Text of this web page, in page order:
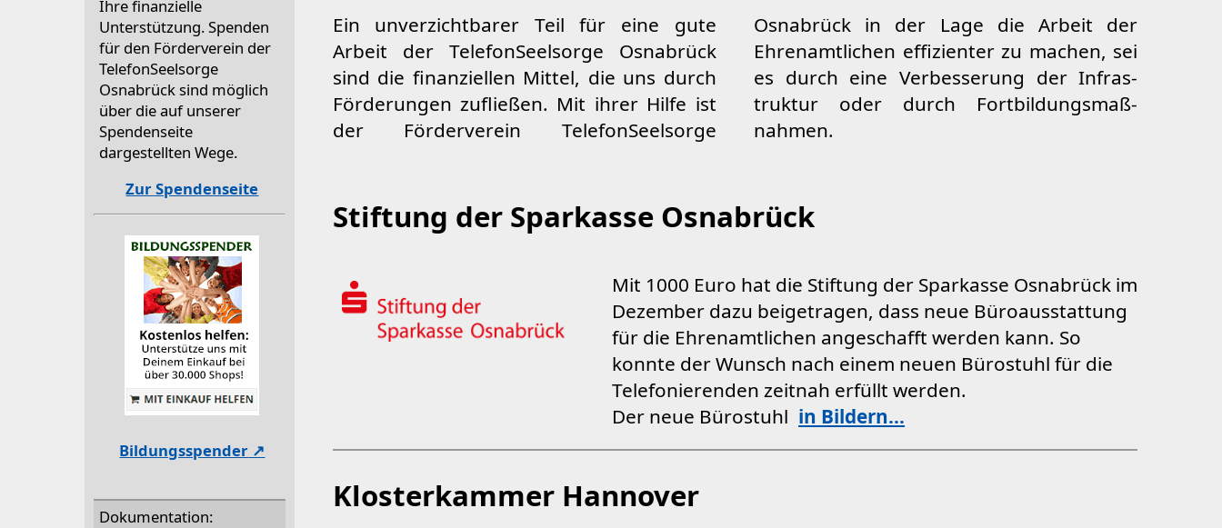
Ein unverzichtbarer Teil für eine gute
Arbeit der Tele­fon­Seel­sorge Osnabrück
sind die finanziellen Mittel, die uns durch
Förderungen zufließen. Mit ihrer Hilfe ist
der Förderverein Telefon­Seelsorge
Osnabrück in der Lage die Arbeit der
Ehrenamtlichen effizienter zu machen, sei
es durch eine Verbesserung der Infras­
truktur oder durch Fortbildungs­maß­
nahmen.
Stiftung der Sparkasse Osnabrück
Mit 1000 Euro hat die Stiftung der Sparkasse Osnabrück im
Dezember dazu beigetragen, dass neue Büroausstattung
für die Ehrenamtlichen angeschafft werden kann. So
konnte der Wunsch nach einem neuen Bürostuhl für die
Telefonierenden zeitnah erfüllt werden.
Der neue Bürostuhl in Bildern...
Klosterkammer Hannover
Ihre finanzielle
Unterstützung. Spenden
für den Förderverein der
TelefonSeelsorge
Osnabrück sind möglich
über die auf unserer
Spendenseite
dargestellten Wege.
Zur Spendenseite
Bildungsspender
Dokumentation: